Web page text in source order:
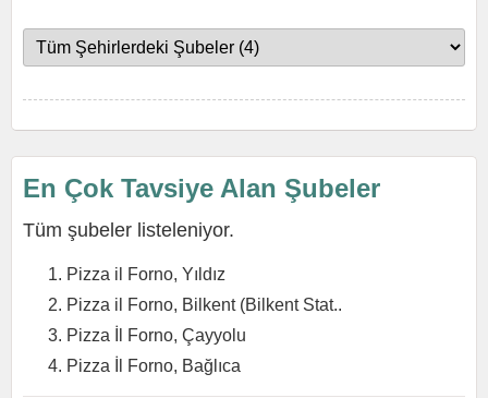
En Çok Tavsiye Alan Şubeler
Tüm şubeler listeleniyor.
Pizza il Forno, Yıldız
Pizza il Forno, Bilkent (Bilkent Stat..
Pizza İl Forno, Çayyolu
Pizza İl Forno, Bağlıca